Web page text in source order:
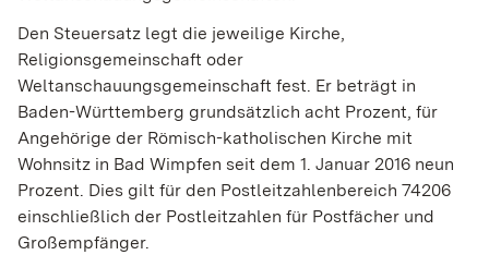
Den Steuersatz legt die jeweilige Kirche,
Religionsgemeinschaft oder
Weltanschauungsgemeinschaft fest. Er beträgt in
Baden-Württemberg grundsätzlich acht Prozent, für
Angehörige der Römisch-katholischen Kirche mit
Wohnsitz in Bad Wimpfen seit dem 1. Januar 2016 neun
Prozent. Dies gilt für den Postleitzahlenbereich 74206
einschließlich der Postleitzahlen für Postfächer und
Großempfänger.